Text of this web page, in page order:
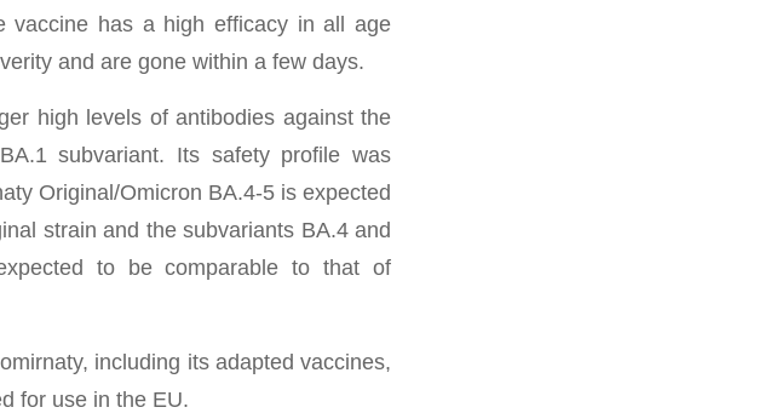
vaccine has a high efficacy in all age
and are gone within a few days.
high levels of antibodies against the
subvariant. Its safety profile was
Original/Omicron BA.4-5 is expected
strain and the subvariants BA.4 and
to be comparable to that of
including its adapted vaccines,
for use in the EU.